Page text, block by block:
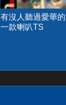
有沒人聽過愛華的
一款喇叭TS